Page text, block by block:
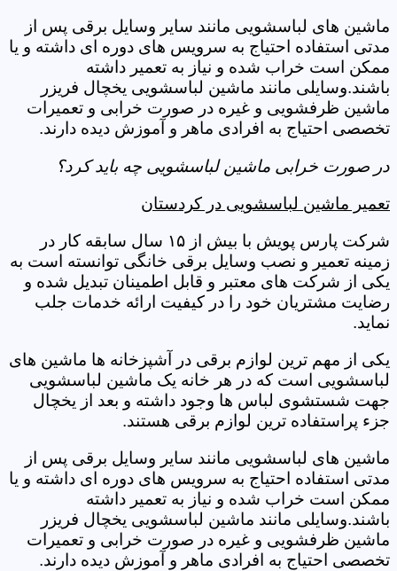
ماشین های لباسشویی مانند سایر وسایل برقی پس از
مدتی استفاده احتیاج به سرویس های دوره ای داشته و یا
ممکن است خراب شده و نیاز به تعمیر داشته
باشند.وسایلی مانند ماشین لباسشویی یخچال فریزر
ماشین ظرفشویی و غیره در صورت خرابی و تعمیرات
تخصصی احتیاج به افرادی ماهر و آموزش دیده دارند.
در صورت خرابی ماشین لباسشویی چه باید کرد؟
تعمیر ماشین لباسشویی در کردستان
شرکت پارس پویش با بیش از ۱۵ سال سابقه کار در
زمینه تعمیر و نصب وسایل برقی خانگی توانسته است به
یکی از شرکت های معتبر و قابل اطمینان تبدیل شده و
رضایت مشتریان خود را در کیفیت ارائه خدمات جلب
نماید.
یکی از مهم ترین لوازم برقی در آشپزخانه ها ماشین های
لباسشویی است که در هر خانه یک ماشین لباسشویی
جهت شستشوی لباس ها وجود داشته و بعد از یخچال
جزء پراستفاده ترین لوازم برقی هستند.
ماشین های لباسشویی مانند سایر وسایل برقی پس از
مدتی استفاده احتیاج به سرویس های دوره ای داشته و یا
ممکن است خراب شده و نیاز به تعمیر داشته
باشند.وسایلی مانند ماشین لباسشویی یخچال فریزر
ماشین ظرفشویی و غیره در صورت خرابی و تعمیرات
تخصصی احتیاج به افرادی ماهر و آموزش دیده دارند.